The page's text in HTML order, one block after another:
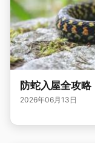
防蛇入屋全攻
2026年06月13日